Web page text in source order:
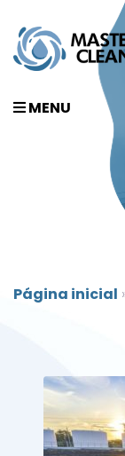
MENU
Página inicial